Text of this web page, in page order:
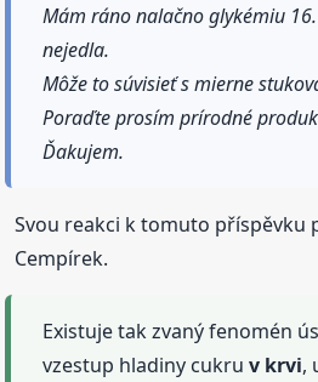
Mám ráno nalačno glykémiu
nejedla.
Môže to súvisieť s mierne
Poraďte prosím prírodné
Ďakujem.
Svou reakci k tomuto příspěvku
Cempírek.
Existuje tak zvaný fenomén
vzestup hladiny cukruv krvi,